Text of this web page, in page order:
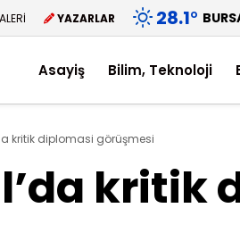
YAZARLAR 28.1°
Asayiş Bilim, Teknoloji
kritik diplomasi görüşmesi
kritik